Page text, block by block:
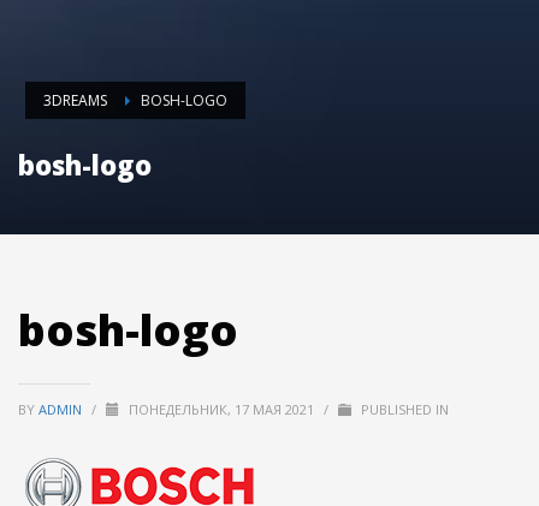
3DREAMS BOSH-LOGO
bosh-logo
bosh-logo
BY ADMIN / ПОНЕДЕЛЬНИК, 17 МАЯ 2021 / PUBLISHED IN